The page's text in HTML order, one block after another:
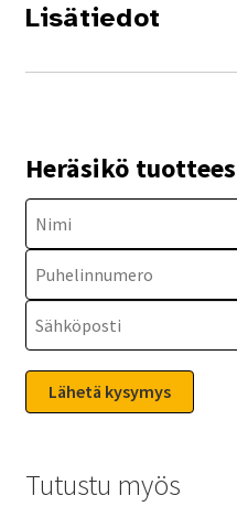
Lisätiedot
Heräsikö
Tutustu myös